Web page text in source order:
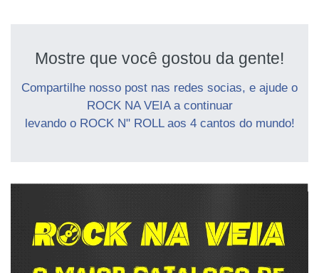
Mostre que você gostou da gente!
Compartilhe nosso post nas redes socias, e ajude o
ROCK NA VEIA a continuar
levando o ROCK N" ROLL aos 4 cantos do mundo!